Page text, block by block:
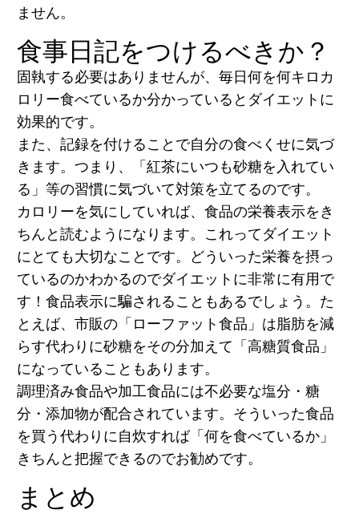
ません。
食事日記をつけるべきか？
固執する必要はありませんが、毎日何を何キロカ
ロリー食べているか分かっているとダイエットに
効果的です。
また、記録を付けることで自分の食べくせに気づ
きます。つまり、「紅茶にいつも砂糖を入れてい
る」等の習慣に気づいて対策を立てるのです。
カロリーを気にしていれば、食品の栄養表示をき
ちんと読むようになります。これってダイエット
にとても大切なことです。どういった栄養を摂っ
ているのかわかるのでダイエットに非常に有用で
す！食品表示に騙されることもあるでしょう。た
とえば、市販の「ローファット食品」は脂肪を減
らす代わりに砂糖をその分加えて「高糖質食品」
になっていることもあります。
調理済み食品や加工食品には不必要な塩分・糖
分・添加物が配合されています。そういった食品
を買う代わりに自炊すれば「何を食べているか」
きちんと把握できるのでお勧めです。
まとめ